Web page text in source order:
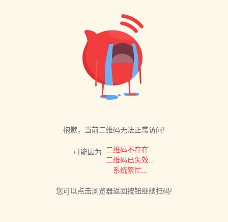
抱歉，当前二维码无法正常访问!
可能因为: 二维码不存在...
二维码已失效...
系统繁忙...
您可以点击浏览器返回按钮继续扫码!